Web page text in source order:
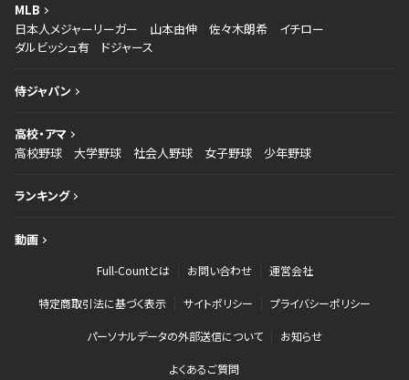
MLB
日本人メジャーリーガー
山本由伸 佐々木朗希
イチロー
ダルビッシュ有
ドジャース
侍ジャパン
高校・アマ
高校野球
大学野球 社会人野球 女子野球 少年野球
ランキング
動画
Full-Countとは お問い合わせ 運営会社
特定商取引法に基づく表示 サイトポリシー プライバシーポリシー
パーソナルデータの外部送信について お知らせ
よくあるご質問